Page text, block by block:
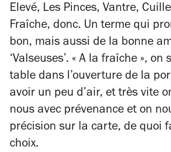
Elevé, Les Pinces, Vantre,
Fraîche, donc. Un terme qui
bon, mais aussi de la bonne
‘Valseuses’. « A la fraîche »,
table dans l’ouverture de la
avoir un peu d’air, et très vite
nous avec prévenance et on
précision sur la carte, de quoi
choix.